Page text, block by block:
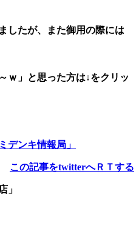
したが、また御用の際には
ｗ」と思った方は↓をクリッ
デンキ情報局」
この記事をtwitterへＲＴする
」